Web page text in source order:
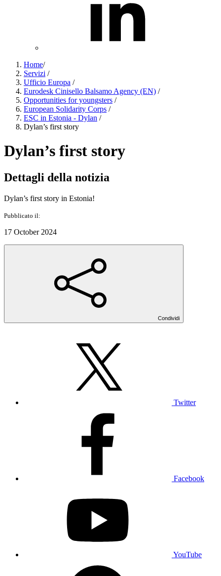
Home/
Servizi /
Ufficio Europa /
Eurodesk Cinisello Balsamo Agency (EN) /
Opportunities for youngsters /
European Solidarity Corps /
ESC in Estonia - Dylan /
Dylan’s first story
Dylan’s first story
Dettagli della notizia
Dylan’s first story in Estonia!
Pubblicato il:
17 October 2024
Condividi
Twitter
Facebook
YouTube